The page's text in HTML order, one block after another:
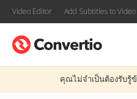
Video Editor Add Subtitles to Video
คุณไม่จำเป็นต้องรับรู้